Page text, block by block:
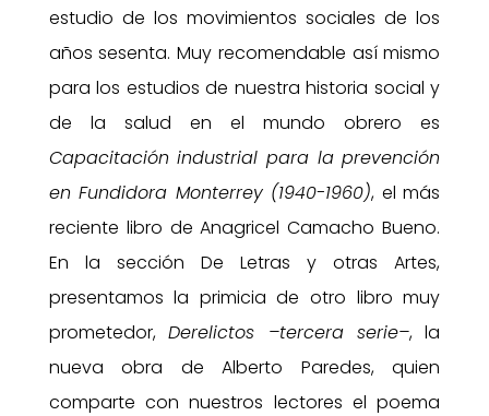
estudio de los movimientos sociales de los
años sesenta. Muy recomendable así mismo
para los estudios de nuestra historia social y
de la salud en el mundo obrero es
Capacitación industrial para la prevención
en Fundidora Monterrey (1940-1960), el más
reciente libro de Anagricel Camacho Bueno.
En la sección De Letras y otras Artes,
presentamos la primicia de otro libro muy
prometedor,Derelictos –tercera serie–, la
nueva obra de Alberto Paredes, quien
comparte con nuestros lectores el poema